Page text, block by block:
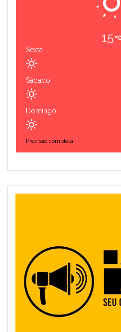
15
Sexta
Sábado
Domingo
Previsão completa